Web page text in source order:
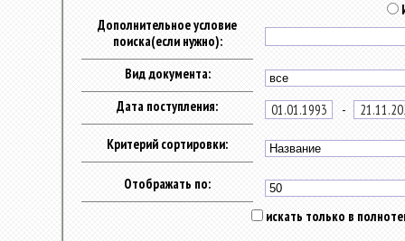
Дополнительное условие
поиска(если нужно):
Вид документа:
Дата поступления:
-
Критерий сортировки:
Отображать по:
искать только в